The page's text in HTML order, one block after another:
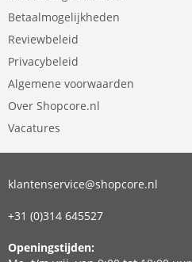
Betaalmogelijkheden
Reviewbeleid
Privacybeleid
Algemene voorwaarden
Over Shopcore.nl
Vacatures
klantenservice@shopcore.nl
+31 (0)314 645527
Openingstijden: